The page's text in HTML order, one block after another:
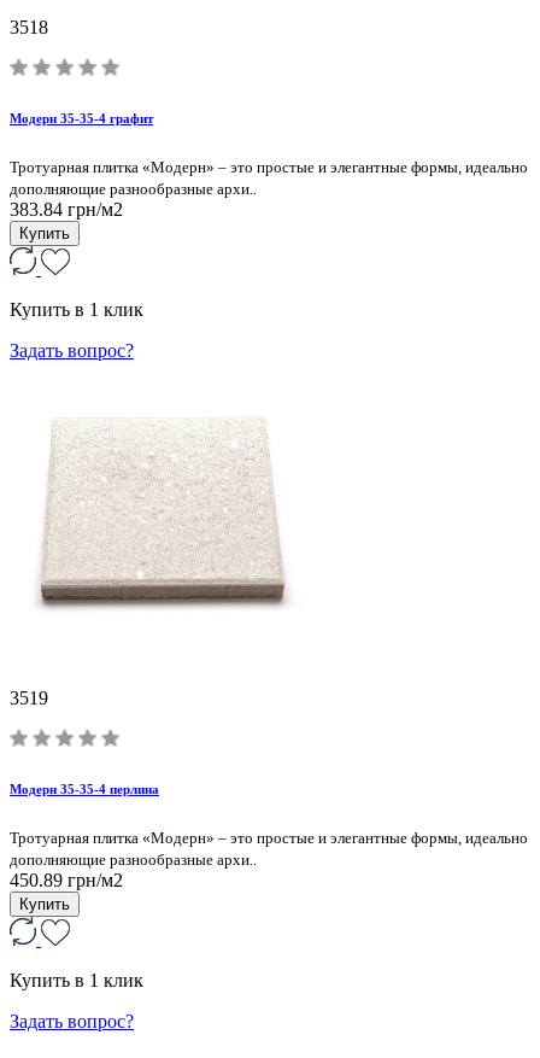
3518
Модерн 35-35-4 графит
Тротуарная плитка «Модерн» – это простые и элегантные формы, идеально
дополняющие разнообразные архи..
383.84 грн/м2
Купить
Купить в 1 клик
Задать вопрос?
3519
Модерн 35-35-4 перлина
Тротуарная плитка «Модерн» – это простые и элегантные формы, идеально
дополняющие разнообразные архи..
450.89 грн/м2
Купить
Купить в 1 клик
Задать вопрос?